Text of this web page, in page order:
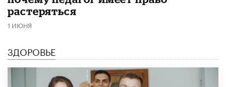
растеряться
1 ИЮНЯ
ЗДОРОВЬЕ